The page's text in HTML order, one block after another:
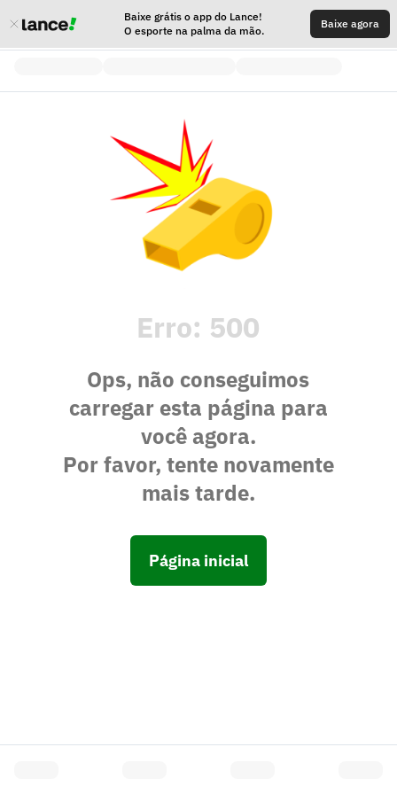
Baixe grátis o app do Lance!
O esporte na palma da mão.
Baixe agora
Erro: 500
Ops, não conseguimos
carregar esta página para
você agora.
Por favor, tente novamente
mais tarde.
Página inicial